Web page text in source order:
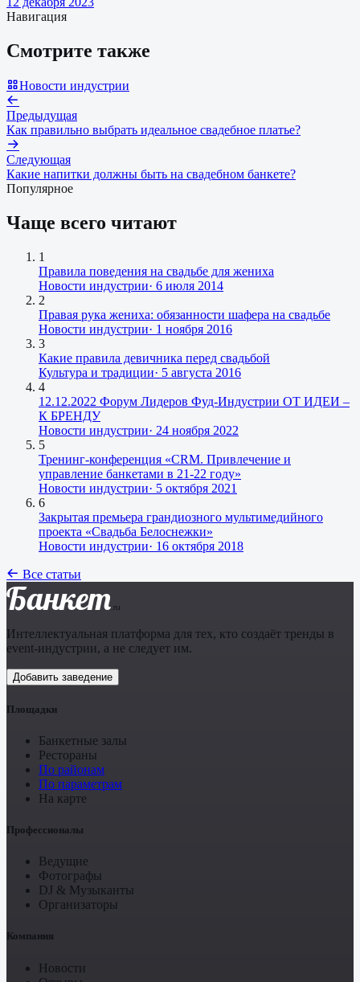
Навигация
Смотрите также
Новости индустрии
Предыдущая
Как правильно выбрать идеальное свадебное платье?
Следующая
Какие напитки должны быть на свадебном банкете?
Популярное
Чаще всего читают
1
Правила поведения на свадьбе для жениха
Новости индустрии· 6 июля 2014
2
Правая рука жениха: обязанности шафера на свадьбе
Новости индустрии· 1 ноября 2016
3
Какие правила девичника перед свадьбой
Культура и традиции· 5 августа 2016
4
12.12.2022 Форум Лидеров Фуд-Индустрии ОТ ИДЕИ –
К БРЕНДУ
Новости индустрии· 24 ноября 2022
5
Тренинг-конференция «CRM. Привлечение и
управление банкетами в 21-22 году»
Новости индустрии· 5 октября 2021
6
Закрытая премьера грандиозного мультимедийного
проекта «Свадьба Белоснежки»
Новости индустрии· 16 октября 2018
Все статьи
Банкет .ru
Интеллектуальная платформа для тех, кто создаёт тренды в
event-индустрии, а не следует им.
Добавить заведение
Площадки
Банкетные залы
Рестораны
По районам
По параметрам
На карте
Профессионалы
Ведущие
Фотографы
DJ & Музыканты
Организаторы
Компания
Новости